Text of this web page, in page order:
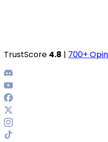
TrustScore 4.8 | 700+